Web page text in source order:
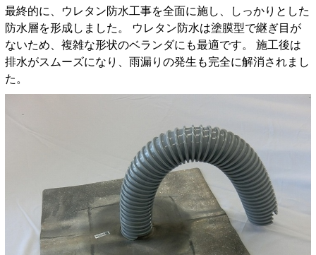
最終的に、ウレタン防水工事を全面に施し、しっかりとした
防水層を形成しました。 ウレタン防水は塗膜型で継ぎ目が
ないため、複雑な形状のベランダにも最適です。 施工後は
排水がスムーズになり、雨漏りの発生も完全に解消されまし
た。